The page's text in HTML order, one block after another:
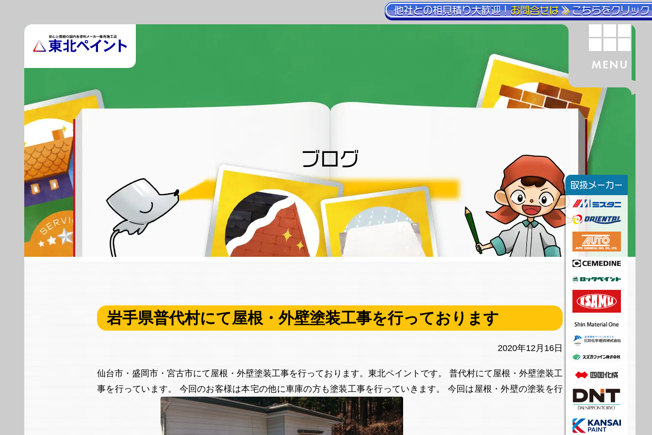
他社との相見積り大歓迎！お問合せは こちらをクリック
MENU
取扱メーカー
ブログ
岩手県普代村にて屋根・外壁塗装工事を行っております
2020年12月16日
仙台市・盛岡市・宮古市にて屋根・外壁塗装工事を行っております。東北ペイントです。 普代村にて屋根・外壁塗装工
事を行っています。 今回のお客様は本宅の他に車庫の方も塗装工事を行っていきます。 今回は屋根・外壁の塗装を行